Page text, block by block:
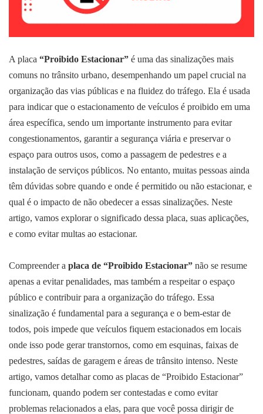
A placa “Proibido Estacionar” é uma das sinalizações mais
comuns no trânsito urbano, desempenhando um papel crucial na
organização das vias públicas e na fluidez do tráfego. Ela é usada
para indicar que o estacionamento de veículos é proibido em uma
área específica, sendo um importante instrumento para evitar
congestionamentos, garantir a segurança viária e preservar o
espaço para outros usos, como a passagem de pedestres e a
instalação de serviços públicos. No entanto, muitas pessoas ainda
têm dúvidas sobre quando e onde é permitido ou não estacionar, e
qual é o impacto de não obedecer a essas sinalizações. Neste
artigo, vamos explorar o significado dessa placa, suas aplicações,
e como evitar multas ao estacionar.
Compreender a placa de “Proibido Estacionar” não se resume
apenas a evitar penalidades, mas também a respeitar o espaço
público e contribuir para a organização do tráfego. Essa
sinalização é fundamental para a segurança e o bem-estar de
todos, pois impede que veículos fiquem estacionados em locais
onde isso pode gerar transtornos, como em esquinas, faixas de
pedestres, saídas de garagem e áreas de trânsito intenso. Neste
artigo, vamos detalhar como as placas de “Proibido Estacionar”
funcionam, quando podem ser contestadas e como evitar
problemas relacionados a elas, para que você possa dirigir de